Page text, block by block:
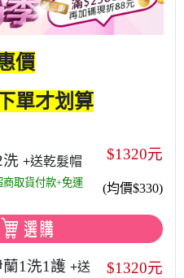
價
單才划算
+送乾髮帽
商取貨付款+免運
$1320元
(均價$330)
1洗1護 +送
$1320元